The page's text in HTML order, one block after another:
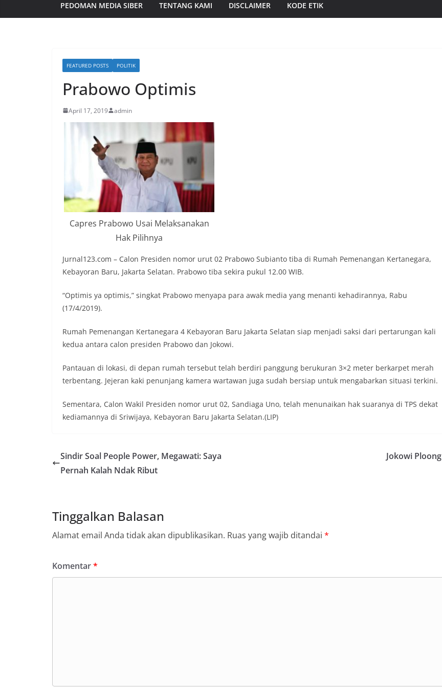
PEDOMAN MEDIA SIBER TENTANG KAMI DISCLAIMER KODE ETIK
FEATURED POSTS POLITIK
Prabowo Optimis
April 17, 2019 admin
Capres Prabowo Usai Melaksanakan
Hak Pilihnya
Jurnal123.com – Calon Presiden nomor urut 02 Prabowo Subianto tiba di Rumah Pemenangan Kertanegara,
Kebayoran Baru, Jakarta Selatan. Prabowo tiba sekira pukul 12.00 WIB.
“Optimis ya optimis,” singkat Prabowo menyapa para awak media yang menanti kehadirannya, Rabu
(17/4/2019).
Rumah Pemenangan Kertanegara 4 Kebayoran Baru Jakarta Selatan siap menjadi saksi dari pertarungan kali
kedua antara calon presiden Prabowo dan Jokowi.
Pantauan di lokasi, di depan rumah tersebut telah berdiri panggung berukuran 3×2 meter berkarpet merah
terbentang. Jejeran kaki penunjang kamera wartawan juga sudah bersiap untuk mengabarkan situasi terkini.
Sementara, Calon Wakil Presiden nomor urut 02, Sandiaga Uno, telah menunaikan hak suaranya di TPS dekat
kediamannya di Sriwijaya, Kebayoran Baru Jakarta Selatan.(LIP)
Sindir Soal People Power, Megawati: Saya
Pernah Kalah Ndak Ribut
Jokowi Ploong
Tinggalkan Balasan
Alamat email Anda tidak akan dipublikasikan. Ruas yang wajib ditandai *
Komentar*